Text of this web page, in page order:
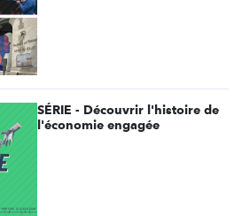
SÉRIE - Découvrir l'histoire de
l'économie engagée